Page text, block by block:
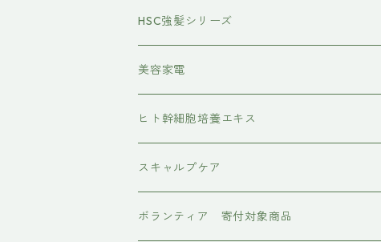
トステアケア
レブリン酸ケア
水素トリートメント
プレックスケア
CMCケア
HSC強髪シリーズ
アイラッシュ
美容家電
ヘアアイロン
マグネット
ドライヤー
ワンダム
ヒト幹細胞培養エキス
スキャルプケア
ボランティア 寄付対象商品